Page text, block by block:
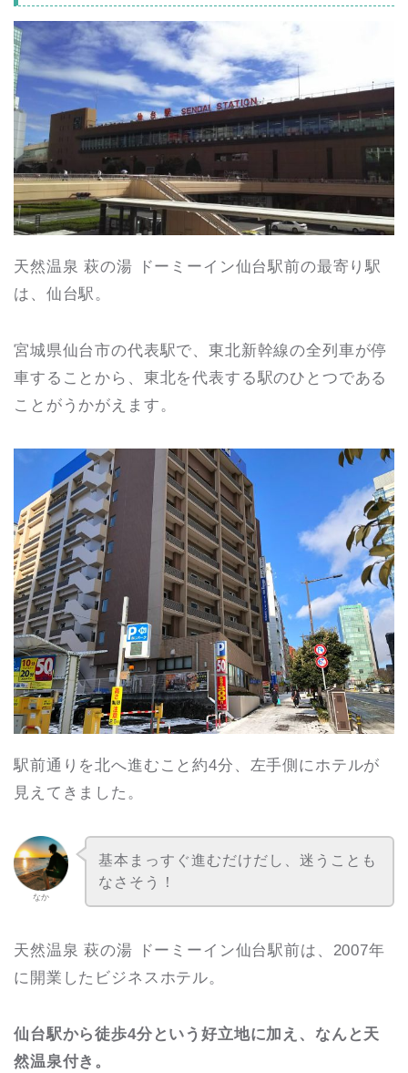
天然温泉 萩の湯 ドーミーイン仙台駅前の最寄り駅
は、仙台駅。
宮城県仙台市の代表駅で、東北新幹線の全列車が停
車することから、東北を代表する駅のひとつである
ことがうかがえます。
駅前通りを北へ進むこと約4分、左手側にホテルが
見えてきました。
なか
基本まっすぐ進むだけだし、迷うことも
なさそう！
天然温泉 萩の湯 ドーミーイン仙台駅前は、2007年
に開業したビジネスホテル。
仙台駅から徒歩4分という好立地に加え、なんと天
然温泉付き。